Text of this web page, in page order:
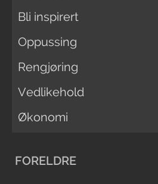
Bli inspirert
Oppussing
Rengjøring
Vedlikehold
Økonomi
FORELDRE